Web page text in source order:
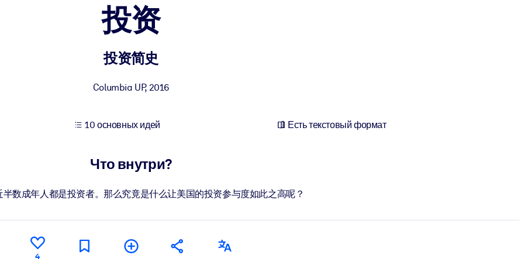
бизнес-знаниями.
результатов ваших ИИ-систем.
投资
投资简史
Columbia UP, 2016
10 основных идей Есть текстовый формат
Что внутри?
半数成年人都是投资者。那么究竟是什么让美国的投资参与度如此之高呢？
4